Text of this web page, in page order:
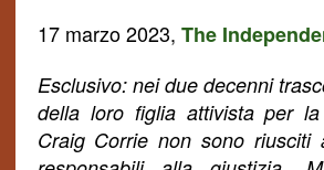
17 marzo 2023, The
Esclusivo: nei due decenni
della loro figlia attivista per
Craig Corrie non sono riusciti